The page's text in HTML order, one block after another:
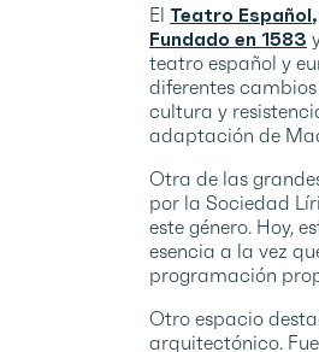
El Teatro Español,
Fundado en 1583
teatro español y
diferentes
cultura y
adaptación de
Otra de las
por la Sociedad
este género. Hoy,
esencia a la vez
programación
Otro espacio
arquitectónico.